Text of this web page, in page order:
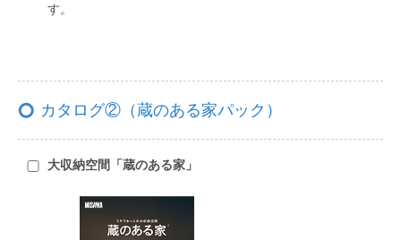
す。
カタログ②（蔵のある家パック）
大収納空間「蔵のある家」